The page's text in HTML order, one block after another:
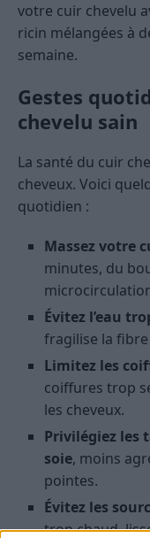
votre cuir chevelu
ricin mélangées à
semaine.
Gestes
chevelu sain
La santé du cuir
cheveux. Voici
quotidien :
Massez votre
minutes, du
Évitez l’eau
fragilise la
Limitez les
coiffures trop
les cheveux.
Privilégiez les
soie, moins
pointes.
Évitez les
trop chaud,